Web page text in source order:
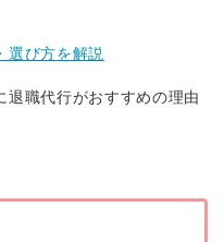
選び方を解説
退職代行がおすすめの理由